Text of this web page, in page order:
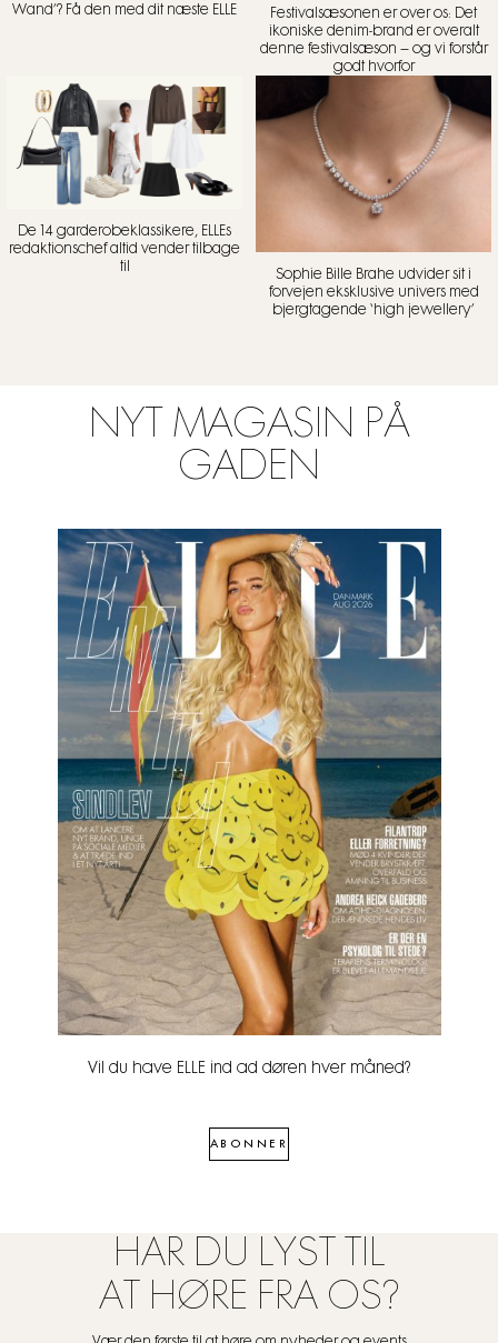
Wand’? Få den med dit næste ELLE
Festivalsæsonen er over os: Det
ikoniske denim-brand er overalt
denne festivalsæson – og vi forstår
godt hvorfor
De 14 garderobeklassikere, ELLEs
redaktionschef altid vender tilbage
til
Sophie Bille Brahe udvider sit i
forvejen eksklusive univers med
bjergtagende ‘high jewellery’
NYT MAGASIN PÅ
GADEN
Vil du have ELLE ind ad døren hver måned?
ABONNER
HAR DU LYST TIL
AT HØRE FRA OS?